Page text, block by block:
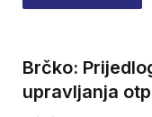
Brčko:
upravljanja